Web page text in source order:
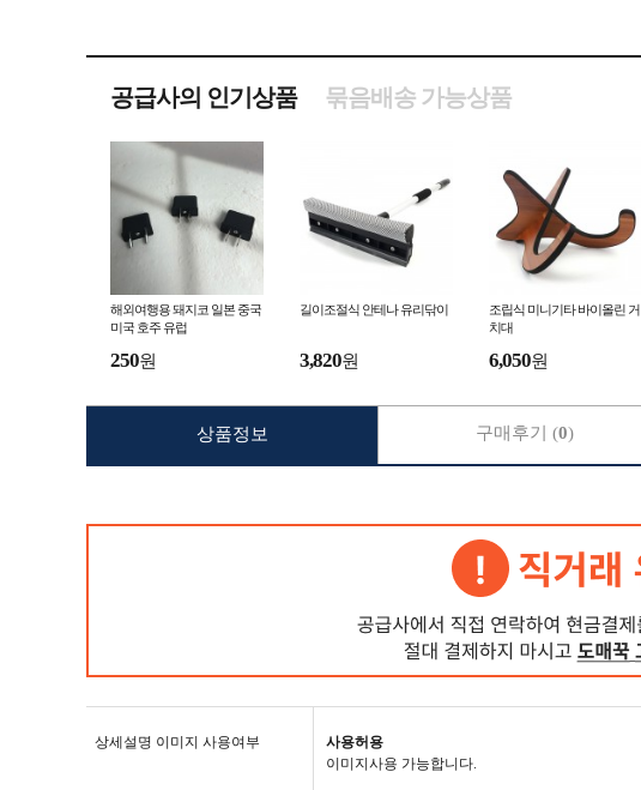
공급사의 인기상품 묶음배송 가능상품
해외여행용 돼지코 일본 중국
미국 호주 유럽
250원
길이조절식 안테나 유리닦이
3,820원
조립식 미니기타 바이올린 거
치대
6,050원
상세설명 이미지 사용여부
사용허용
이미지사용 가능합니다.
상품정보 구매후기 (0)